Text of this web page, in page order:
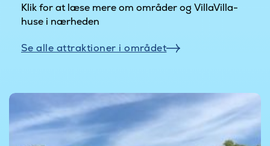
Klik for at læse mere om områder og VillaVilla-
huse i nærheden
Se alle attraktioner i området